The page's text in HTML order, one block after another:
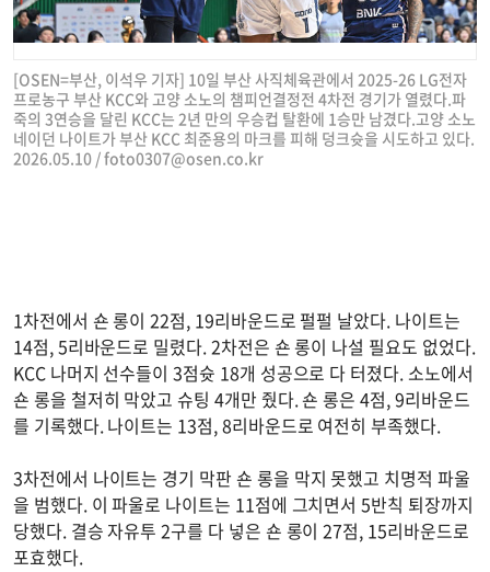
[OSEN=부산, 이석우 기자] 10일 부산 사직체육관에서 2025-26 LG전자
프로농구 부산 KCC와 고양 소노의 챔피언결정전 4차전 경기가 열렸다.파
죽의 3연승을 달린 KCC는 2년 만의 우승컵 탈환에 1승만 남겼다.고양 소노
네이던 나이트가 부산 KCC 최준용의 마크를 피해 덩크슛을 시도하고 있다.
2026.05.10 /foto0307@osen.co.kr
1차전에서 숀 롱이 22점, 19리바운드로 펄펄 날았다. 나이트는
14점, 5리바운드로 밀렸다. 2차전은 숀 롱이 나설 필요도 없었다.
KCC 나머지 선수들이 3점슛 18개 성공으로 다 터졌다. 소노에서
숀 롱을 철저히 막았고 슈팅 4개만 줬다. 숀 롱은 4점, 9리바운드
를 기록했다. 나이트는 13점, 8리바운드로 여전히 부족했다.
3차전에서 나이트는 경기 막판 숀 롱을 막지 못했고 치명적 파울
을 범했다. 이 파울로 나이트는 11점에 그치면서 5반칙 퇴장까지
당했다. 결승 자유투 2구를 다 넣은 숀 롱이 27점, 15리바운드로
포효했다.